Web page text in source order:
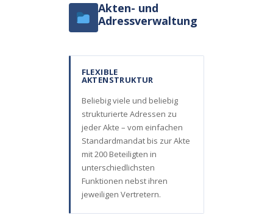
Akten- und
Adressverwaltung
FLEXIBLE
AKTENSTRUKTUR
Beliebig viele und beliebig
strukturierte Adressen zu
jeder Akte – vom einfachen
Standardmandat bis zur Akte
mit 200 Beteiligten in
unterschiedlichsten
Funktionen nebst ihren
jeweiligen Vertretern.